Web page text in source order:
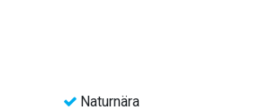
in växter, svampar och lavar,
Naturnära